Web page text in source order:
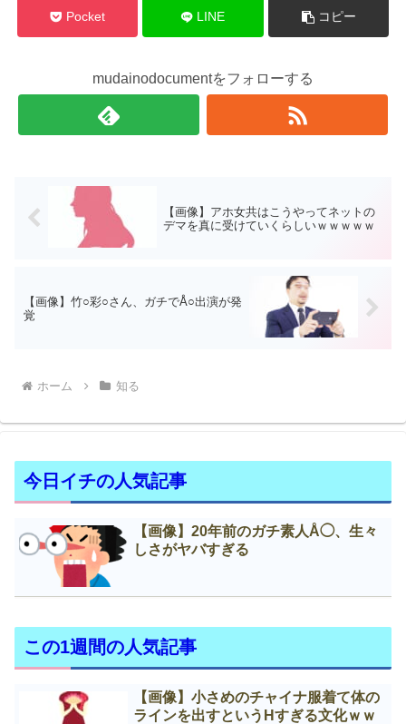
Pocket LINE コピー
mudainodocumentをフォローする
【画像】アホ女共はこうやってネットの
デマを真に受けていくらしいｗｗｗｗｗ
【画像】竹○彩○さん、ガチでÅ○出演が発
覚
ホーム 知る
今日イチの人気記事
【画像】20年前のガチ素人Å◯、生々
しさがヤバすぎる
この1週間の人気記事
【画像】小さめのチャイナ服着て体の
ラインを出すというНすぎる文化ｗｗ